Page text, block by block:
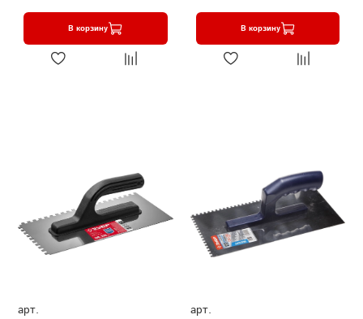
В корзину В корзину
арт.
арт.